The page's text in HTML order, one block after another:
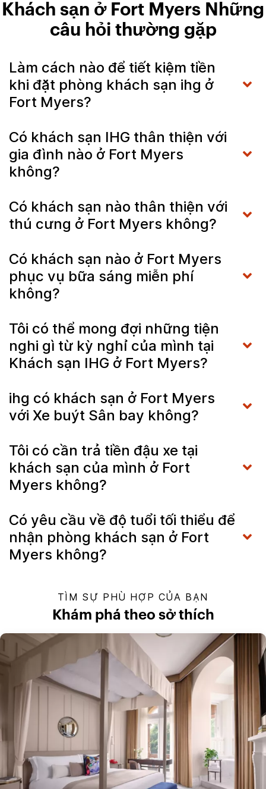
Khách sạn ở Fort Myers Những
câu hỏi thường gặp
Làm cách nào để tiết kiệm tiền
khi đặt phòng khách sạn ihg ở
Fort Myers?
Có khách sạn IHG thân thiện với
gia đình nào ở Fort Myers
không?
Có khách sạn nào thân thiện với
thú cưng ở Fort Myers không?
Có khách sạn nào ở Fort Myers
phục vụ bữa sáng miễn phí
không?
Tôi có thể mong đợi những tiện
nghi gì từ kỳ nghỉ của mình tại
Khách sạn IHG ở Fort Myers?
ihg có khách sạn ở Fort Myers
với Xe buýt Sân bay không?
Tôi có cần trả tiền đậu xe tại
khách sạn của mình ở Fort
Myers không?
Có yêu cầu về độ tuổi tối thiểu để
nhận phòng khách sạn ở Fort
Myers không?
TÌM SỰ PHÙ HỢP CỦA BẠN
Khám phá theo sở thích